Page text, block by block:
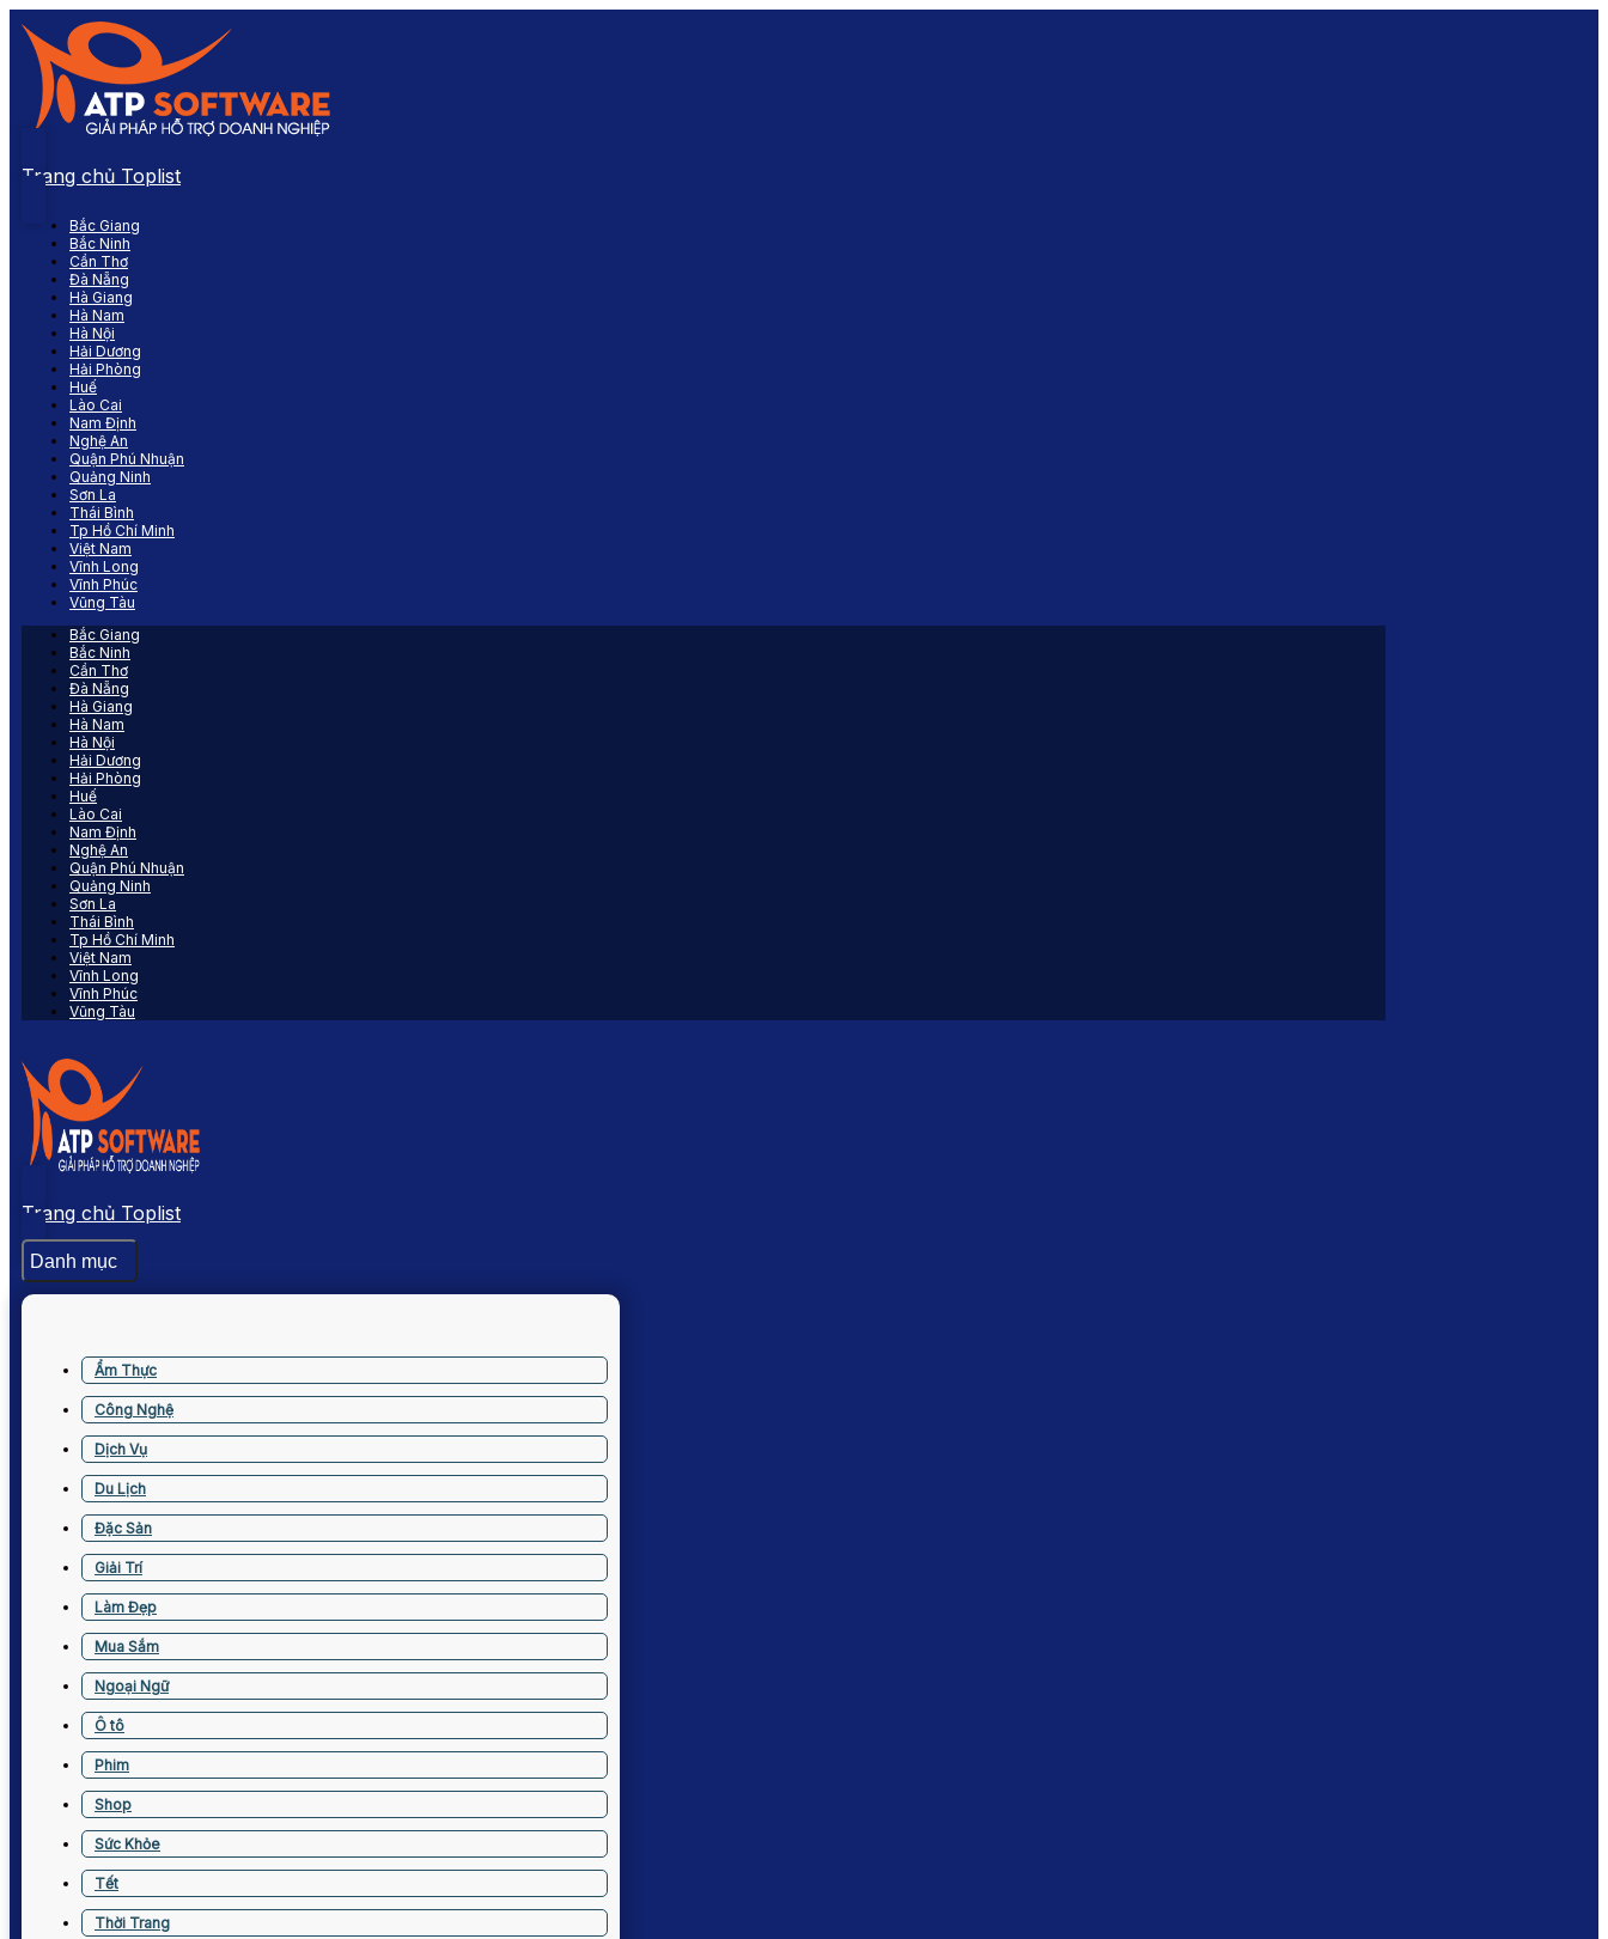
Trang chủ Toplist
Bắc Giang
Bắc Ninh
Cần Thơ
Đà Nẵng
Hà Giang
Hà Nam
Hà Nội
Hải Dương
Hải Phòng
Huế
Lào Cai
Nam Định
Nghệ An
Quận Phú Nhuận
Quảng Ninh
Sơn La
Thái Bình
Tp Hồ Chí Minh
Việt Nam
Vĩnh Long
Vĩnh Phúc
Vũng Tàu
Bắc Giang
Bắc Ninh
Cần Thơ
Đà Nẵng
Hà Giang
Hà Nam
Hà Nội
Hải Dương
Hải Phòng
Huế
Lào Cai
Nam Định
Nghệ An
Quận Phú Nhuận
Quảng Ninh
Sơn La
Thái Bình
Tp Hồ Chí Minh
Việt Nam
Vĩnh Long
Vĩnh Phúc
Vũng Tàu
Trang chủ Toplist
Danh mục
Ẩm Thực
Công Nghệ
Dịch Vụ
Du Lịch
Đặc Sản
Giải Trí
Làm Đẹp
Mua Sắm
Ngoại Ngữ
Ô tô
Phim
Shop
Sức Khỏe
Tết
Thời Trang